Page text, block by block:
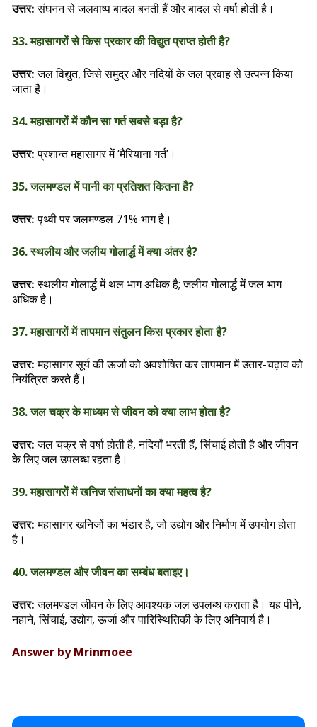
उत्तर:संघनन से जलवाष्प बादल बनती हैं और बादल से वर्षा होती है।
33. महासागरों से किस प्रकार की विद्युत प्राप्त होती है?
उत्तर:जल विद्युत, जिसे समुद्र और नदियों के जल प्रवाह से उत्पन्न किया
जाता है।
34. महासागरों में कौन सा गर्त सबसे बड़ा है?
उत्तर:प्रशान्त महासागर में ‘मैरियाना गर्त’।
35. जलमण्डल में पानी का प्रतिशत कितना है?
उत्तर:पृथ्वी पर जलमण्डल 71% भाग है।
36. स्थलीय और जलीय गोलार्द्ध में क्या अंतर है?
उत्तर:स्थलीय गोलार्द्ध में थल भाग अधिक है; जलीय गोलार्द्ध में जल भाग
अधिक है।
37. महासागरों में तापमान संतुलन किस प्रकार होता है?
उत्तर:महासागर सूर्य की ऊर्जा को अवशोषित कर तापमान में उतार-चढ़ाव को
नियंत्रित करते हैं।
38. जल चक्र के माध्यम से जीवन को क्या लाभ होता है?
उत्तर:जल चक्र से वर्षा होती है, नदियाँ भरती हैं, सिंचाई होती है और जीवन
के लिए जल उपलब्ध रहता है।
39. महासागरों में खनिज संसाधनों का क्या महत्व है?
उत्तर:महासागर खनिजों का भंडार है, जो उद्योग और निर्माण में उपयोग होता
है।
40. जलमण्डल और जीवन का सम्बंध बताइए।
उत्तर:जलमण्डल जीवन के लिए आवश्यक जल उपलब्ध कराता है। यह पीने,
नहाने, सिंचाई, उद्योग, ऊर्जा और पारिस्थितिकी के लिए अनिवार्य है।
Answer by Mrinmoee